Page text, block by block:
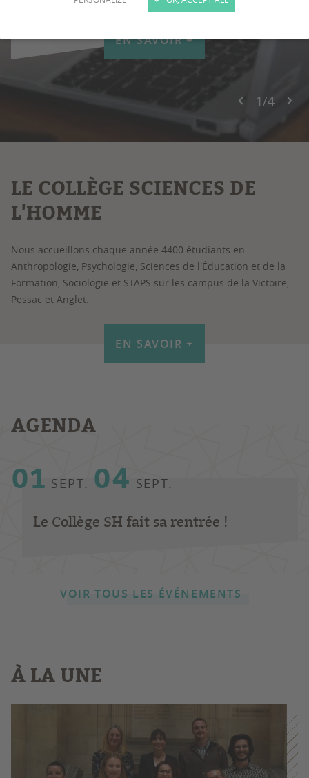
EN SAVOIR +
1/4
LE COLLÈGE SCIENCES DE
L'HOMME
Nous accueillons chaque année 4400 étudiants en
Anthropologie, Psychologie, Sciences de l'Éducation et de la
Formation, Sociologie et STAPS sur les campus de la Victoire,
Pessac et Anglet.
EN SAVOIR +
AGENDA
01 SEPT. 04 SEPT.
Le Collège SH fait sa rentrée !
VOIR TOUS LES ÉVÉNEMENTS
À LA UNE